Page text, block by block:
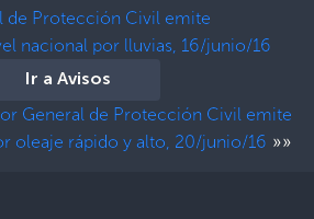
de Protección Civil emite
nacional por lluvias, 16/junio/16
Ir a Avisos
General de Protección Civil emite
oleaje rápido y alto, 20/junio/16 »»